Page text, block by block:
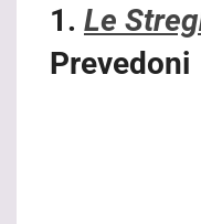
1. Le
Prevedoni